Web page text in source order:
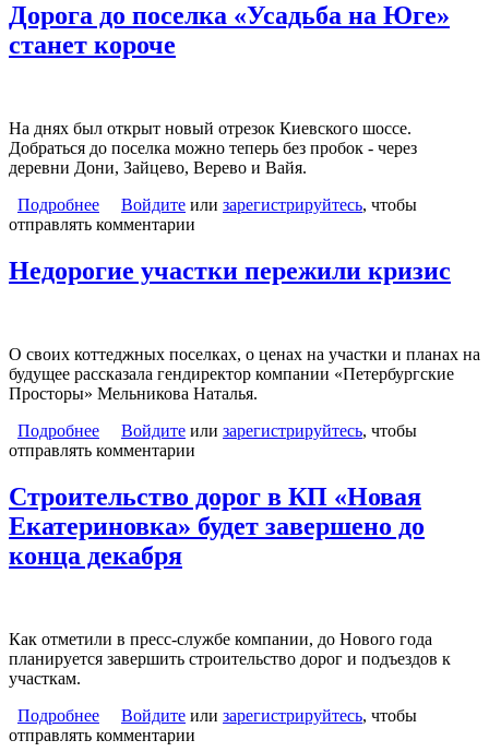
Дорога до поселка «Усадьба на Юге»
станет короче
На днях был открыт новый отрезок Киевского шоссе.
Добраться до поселка можно теперь без пробок - через
деревни Дони, Зайцево, Верево и Вайя.
Подробнее о Дорога до поселка «Усадьба на Юге» станет
короче
Войдите или зарегистрируйтесь, чтобы
отправлять комментарии
Недорогие участки пережили кризис
О своих коттеджных поселках, о ценах на участки и планах на
будущее рассказала гендиректор компании «Петербургские
Просторы» Мельникова Наталья.
Подробнее о Недорогие участки пережили кризис
Войдите или зарегистрируйтесь, чтобы
отправлять комментарии
Строительство дорог в КП «Новая
Екатериновка» будет завершено до
конца декабря
Как отметили в пресс-службе компании, до Нового года
планируется завершить строительство дорог и подъездов к
участкам.
Подробнее о Строительство дорог в КП «Новая
Екатериновка» будет завершено до конца декабря
Войдите или зарегистрируйтесь, чтобы
отправлять комментарии